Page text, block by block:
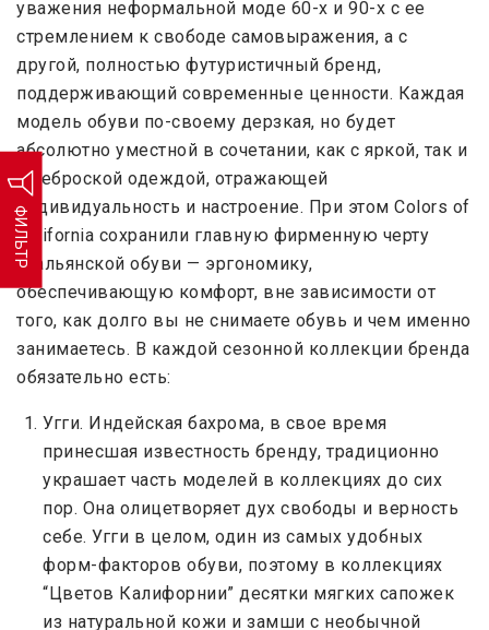
ФИЛЬТР
уважения неформальной моде 60-х и 90-х с ее
стремлением к свободе самовыражения, а с
другой, полностью футуристичный бренд,
поддерживающий современные ценности. Каждая
модель обуви по-своему дерзкая, но будет
абсолютно уместной в сочетании, как с яркой, так и
с неброской одеждой, отражающей
индивидуальность и настроение. При этом Colors of
California сохранили главную фирменную черту
итальянской обуви — эргономику,
обеспечивающую комфорт, вне зависимости от
того, как долго вы не снимаете обувь и чем именно
занимаетесь. В каждой сезонной коллекции бренда
обязательно есть:
Угги. Индейская бахрома, в свое время
принесшая известность бренду, традиционно
украшает часть моделей в коллекциях до сих
пор. Она олицетворяет дух свободы и верность
себе. Угги в целом, один из самых удобных
форм-факторов обуви, поэтому в коллекциях
“Цветов Калифорнии” десятки мягких сапожек
из натуральной кожи и замши с необычной